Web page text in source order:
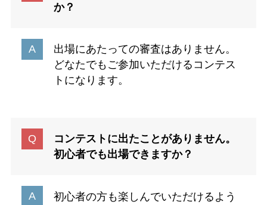
か？
出場にあたっての審査はありません。
どなたでもご参加いただけるコンテス
トになります。
コンテストに出たことがありません。
初心者でも出場できますか？
初心者の方も楽しんでいただけるよう